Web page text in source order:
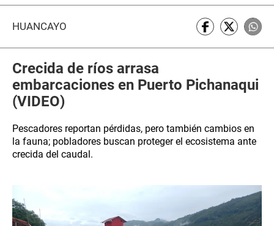
HUANCAYO
Crecida de ríos arrasa
embarcaciones en Puerto Pichanaqui
(VIDEO)
Pescadores reportan pérdidas, pero también cambios en
la fauna; pobladores buscan proteger el ecosistema ante
crecida del caudal.